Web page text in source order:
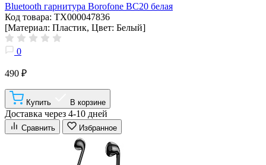
Bluetooth гарнитура Borofone BC20 белая
Код товара: ТХ000047836
[Материал: Пластик, Цвет: Белый]
0
490 ₽
Купить В корзине
Доставка через 4-10 дней
Сравнить Избранное